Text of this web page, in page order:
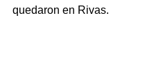
quedaron en Rivas.